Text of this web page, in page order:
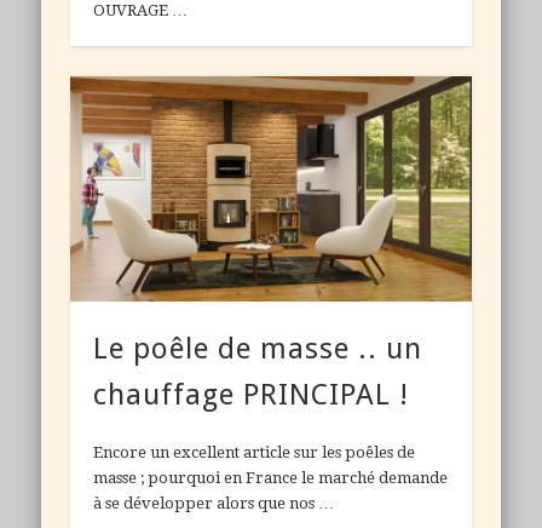
OUVRAGE …
Le poêle de masse .. un
chauffage PRINCIPAL !
Encore un excellent article sur les poêles de
masse ; pourquoi en France le marché demande
à se développer alors que nos …